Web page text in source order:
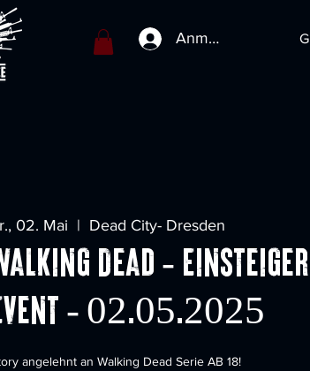
Anmelden
02. Mai
  |
Dead City- Dresden
Dead - Einsteiger
- 02.05.2025
angelehnt an Walking Dead Serie AB 18!